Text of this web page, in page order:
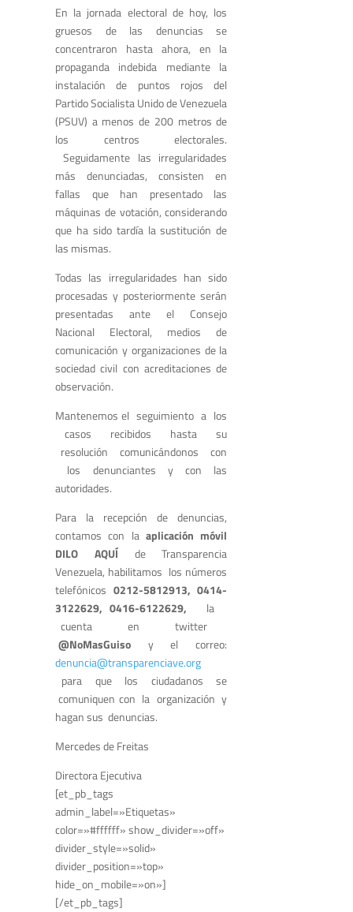
En la jornada electoral de hoy, los
gruesos de las denuncias se
concentraron hasta ahora, en la
propaganda indebida mediante la
instalación de puntos rojos del
Partido Socialista Unido de Venezuela
(PSUV) a menos de 200 metros de
los centros electorales.
Seguidamente las irregularidades
más denunciadas, consisten en
fallas que han presentado las
máquinas de votación, considerando
que ha sido tardía la sustitución de
las mismas.
Todas las irregularidades han sido
procesadas y posteriormente serán
presentadas ante el Consejo
Nacional Electoral, medios de
comunicación y organizaciones de la
sociedad civil con acreditaciones de
observación.
Mantenemos el seguimiento a los
casos recibidos hasta su
resolución comunicándonos con
los denunciantes y con las
autoridades.
Para la recepción de denuncias,
contamos con laaplicación móvil
DILO AQUÍde Transparencia
Venezuela, habilitamos los números
telefónicos 0212-5812913, 0414-
3122629, 0416-6122629, la
cuenta en twitter
@NoMasGuiso y el correo:
denuncia@transparenciave.org
para que los ciudadanos se
comuniquen con la organización y
hagan sus denuncias.
Mercedes de Freitas
Directora Ejecutiva
[et_pb_tags
admin_label=»Etiquetas»
color=»#ffffff» show_divider=»off»
divider_style=»solid»
divider_position=»top»
hide_on_mobile=»on»]
[/et_pb_tags]